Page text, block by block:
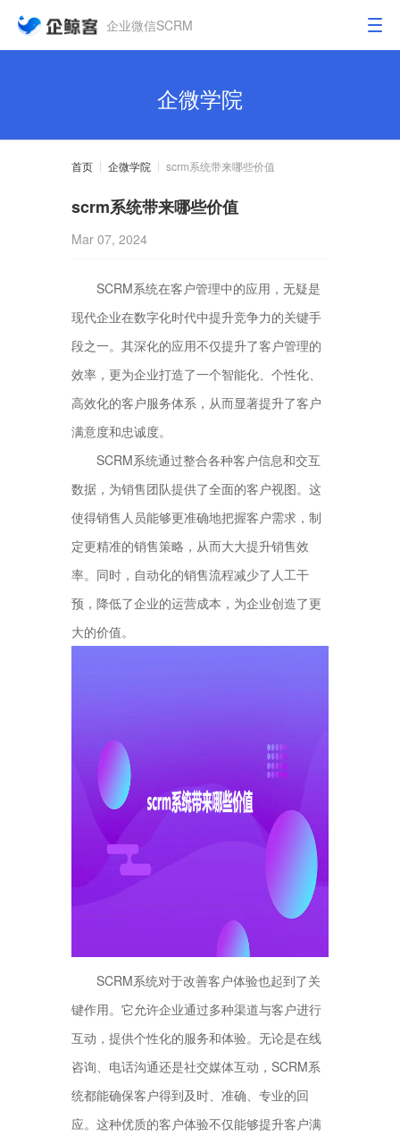
企业微信SCRM
企微学院
首页 企微学院 scrm系统带来哪些价值
scrm系统带来哪些价值
Mar 07, 2024
SCRM系统在客户管理中的应用，无疑是
现代企业在数字化时代中提升竞争力的关键手
段之一。其深化的应用不仅提升了客户管理的
效率，更为企业打造了一个智能化、个性化、
高效化的客户服务体系，从而显著提升了客户
满意度和忠诚度。
SCRM系统通过整合各种客户信息和交互
数据，为销售团队提供了全面的客户视图。这
使得销售人员能够更准确地把握客户需求，制
定更精准的销售策略，从而大大提升销售效
率。同时，自动化的销售流程减少了人工干
预，降低了企业的运营成本，为企业创造了更
大的价值。
SCRM系统对于改善客户体验也起到了关
键作用。它允许企业通过多种渠道与客户进行
互动，提供个性化的服务和体验。无论是在线
咨询、电话沟通还是社交媒体互动，SCRM系
统都能确保客户得到及时、准确、专业的回
应。这种优质的客户体验不仅能够提升客户满